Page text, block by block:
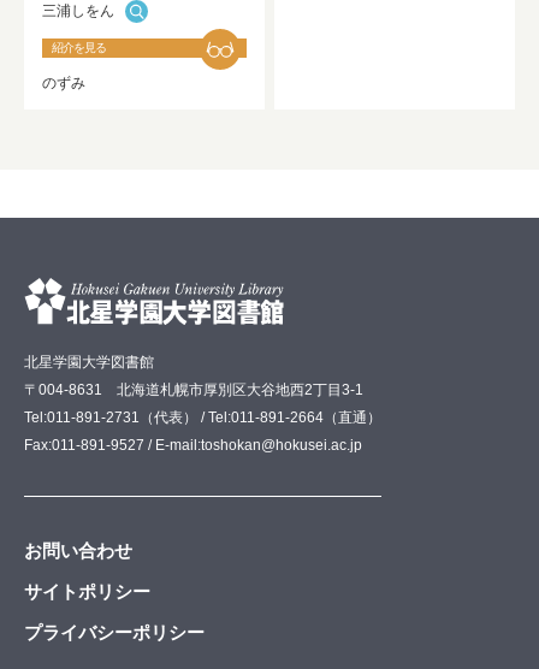
三浦しをん
紹介を見る
のずみ
北星学園大学図書館
〒004-8631 北海道札幌市厚別区大谷地西2丁目3-1
Tel:011-891-2731（代表） / Tel:011-891-2664（直通）
Fax:011-891-9527 / E-mail:toshokan@hokusei.ac.jp
お問い合わせ
サイトポリシー
プライバシーポリシー